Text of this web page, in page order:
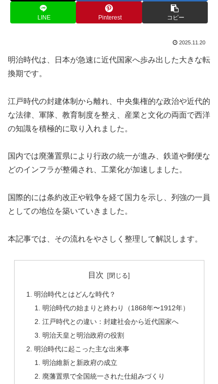
LINE Pinterest コピー
2025.11.20
明治時代は、日本が急速に近代国家へ歩み出した大きな転
換期です。
江戸時代の封建体制から離れ、中央集権的な政治や近代的
な法律、軍隊、教育制度を整え、産業と文化の両面で西洋
の知識を積極的に取り入れました。
国内では廃藩置県により行政の統一が進み、鉄道や郵便な
どのインフラが整備され、工業化が加速しました。
国際的には条約改正や戦争を経て国力を示し、列強の一員
としての地位を築いていきました。
本記事では、その流れをやさしく整理して解説します。
目次
明治時代とはどんな時代？
明治時代の始まりと終わり（1868年〜1912年）
江戸時代との違い：封建社会から近代国家へ
明治天皇と明治政府の役割
明治時代に起こった主な出来事
明治維新と新政府の成立
廃藩置県で全国統一された仕組みづくり